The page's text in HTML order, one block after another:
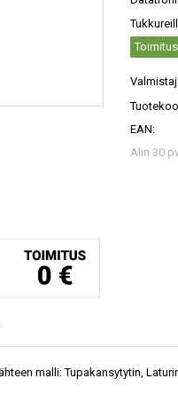
EAN:
Alin 30
malli: Tupakansytytin,